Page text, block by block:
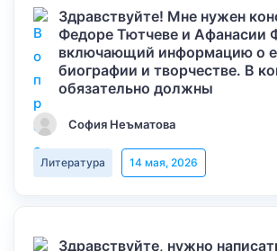
Здравствуйте! Мне нужен
Федоре Тютчеве и Афанасии
включающий информацию о
биографии и творчестве. В
обязательно должны
София Неъматова
Литература 14 мая, 2026
Здравствуйте, нужно